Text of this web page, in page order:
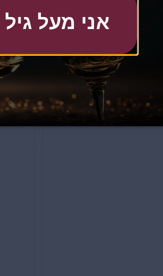
פולטקס שמפניירה אקריל
פרוסט
אני מעל גיל 18